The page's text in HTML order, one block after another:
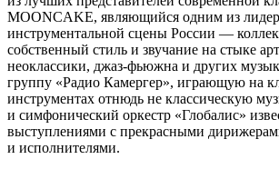
MOONCAKE, являющийся одним из
инструментальной сцены России —
собственный стиль и звучание на стыке
неоклассики, джаз-фьюжна и других
группу «Радио Камергер», играющую на
инструментах отнюдь не классическую
и симфонический оркестр «Глобалис»
выступлениями с прекрасными
и исполнителями.